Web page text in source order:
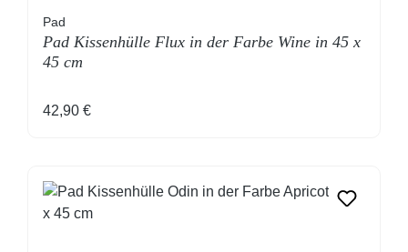
Pad
Pad Kissenhülle Flux in der Farbe Wine in 45 x
45 cm
Regulärer Preis:
42,90 €